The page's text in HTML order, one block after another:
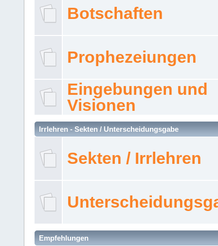
Botschaften
Prophezeiungen
Eingebungen und
Visionen
Irrlehren - Sekten / Unterscheidungsgabe
Sekten / Irrlehren
Empfehlungen